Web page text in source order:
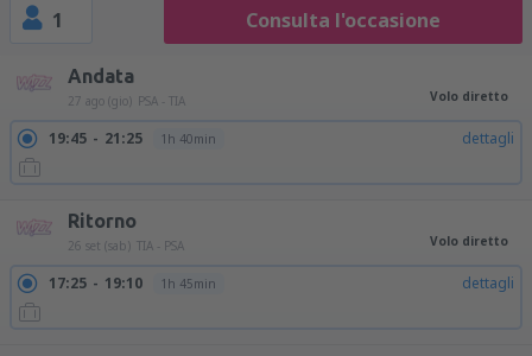
1 Consulta l'occasione
Andata
27 ago (gio) PSA - TIA Volo diretto
19:45 21:25 1h 40min dettagli
Ritorno
26 set (sab) TIA - PSA Volo diretto
17:25 19:10 1h 45min dettagli